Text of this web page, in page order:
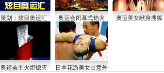
策划：炫目奥运汇 奥运会闭幕式焰火 奥运美女献身搜狐
奥运会主火炬熄灭 日本花游美女出意外